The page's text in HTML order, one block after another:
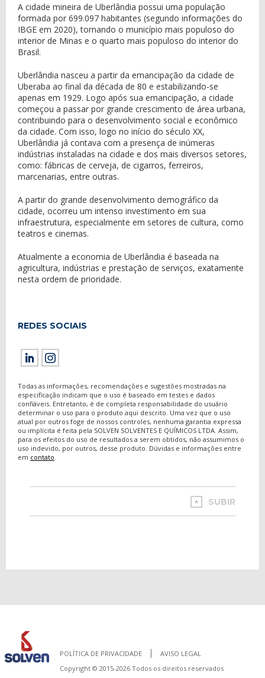
A cidade mineira de Uberlândia possui uma população
formada por 699.097 habitantes (segundo informações do
IBGE em 2020), tornando o município mais populoso do
interior de Minas e o quarto mais populoso do interior do
Brasil.
Uberlândia nasceu a partir da emancipação da cidade de
Uberaba ao final da década de 80 e estabilizando-se
apenas em 1929. Logo após sua emancipação, a cidade
começou a passar por grande crescimento de área urbana,
contribuindo para o desenvolvimento social e econômico
da cidade. Com isso, logo no início do século XX,
Uberlândia já contava com a presença de inúmeras
indústrias instaladas na cidade e dos mais diversos setores,
como: fábricas de cerveja, de cigarros, ferreiros,
marcenarias, entre outras.
A partir do grande desenvolvimento demográfico da
cidade, ocorreu um intenso investimento em sua
infraestrutura, especialmente em setores de cultura, como
teatros e cinemas.
Atualmente a economia de Uberlândia é baseada na
agricultura, indústrias e prestação de serviços, exatamente
nesta ordem de prioridade.
REDES SOCIAIS
Todas as informações, recomendações e sugestões mostradas na
especificação indicam que o uso é baseado em testes e dados
confiáveis. Entretanto, é de completa responsabilidade do usuário
determinar o uso para o produto aqui descrito. Uma vez que o uso
atual por outros foge de nossos controles, nenhuma garantia expressa
ou implícita é feita pela SOLVEN SOLVENTES E QUÍMICOS LTDA. Assim,
para os efeitos do uso de resultados a serem obtidos, não assumimos o
uso indevido, por outros, desse produto. Dúvidas e informações entre
em contato
SUBIR
POLÍTICA DE PRIVACIDADE
AVISO LEGAL
Copyright © 2015-2026 Todos os direitos reservados